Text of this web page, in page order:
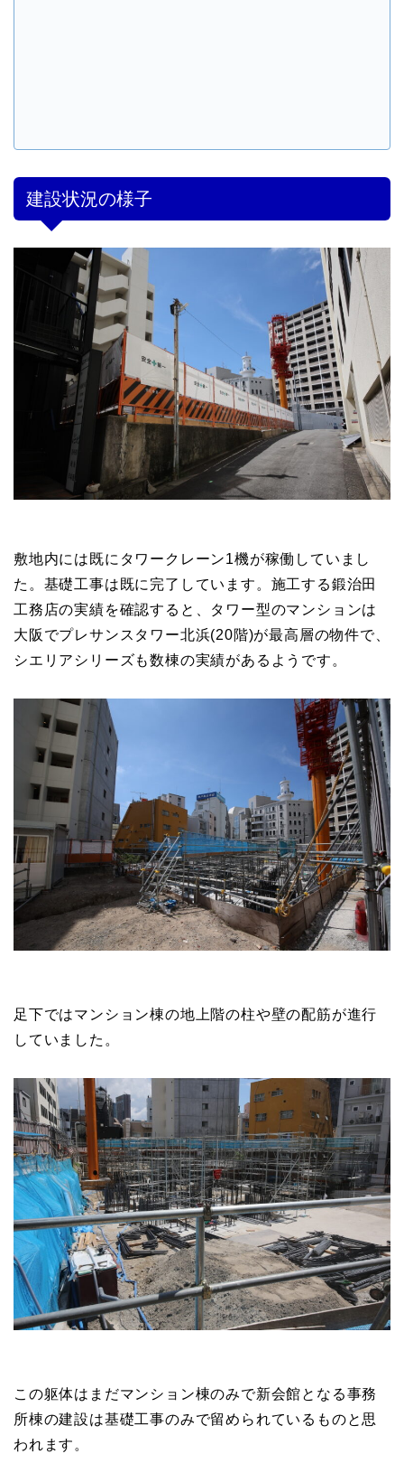
建設状況の様子
敷地内には既にタワークレーン1機が稼働していまし
た。基礎工事は既に完了しています。施工する鍛治田
工務店の実績を確認すると、タワー型のマンションは
大阪でプレサンスタワー北浜(20階)が最高層の物件で、
シエリアシリーズも数棟の実績があるようです。
足下ではマンション棟の地上階の柱や壁の配筋が進行
していました。
この躯体はまだマンション棟のみで新会館となる事務
所棟の建設は基礎工事のみで留められているものと思
われます。